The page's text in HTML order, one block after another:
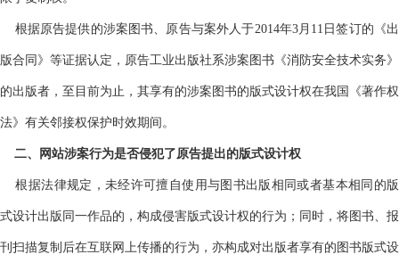
根据原告提供的涉案图书、原告与案外人于2014年3月11日签订的《出
版合同》等证据认定，原告工业出版社系涉案图书《消防安全技术实务》
的出版者，至目前为止，其享有的涉案图书的版式设计权在我国《著作权
法》有关邻接权保护时效期间。
二、网站涉案行为是否侵犯了原告提出的版式设计权
根据法律规定，未经许可擅自使用与图书出版相同或者基本相同的版
式设计出版同一作品的，构成侵害版式设计权的行为；同时，将图书、报
刊扫描复制后在互联网上传播的行为，亦构成对出版者享有的图书版式设